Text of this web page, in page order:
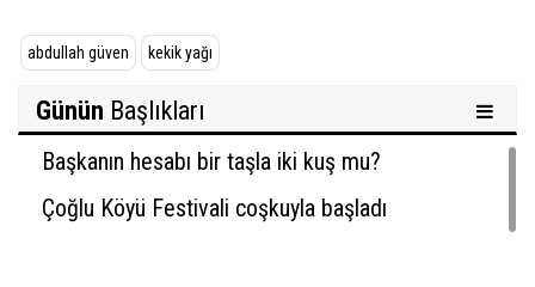
abdullah güven kekik yağı
Günün Başlıkları
Başkanın hesabı bir taşla iki kuş mu?
Çoğlu Köyü Festivali coşkuyla başladı